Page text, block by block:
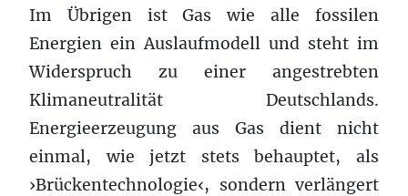
Im Übrigen ist Gas wie alle fossilen
Energien ein Auslaufmodell und steht im
Widerspruch zu einer angestrebten
Klimaneutralität Deutschlands.
Energieerzeugung aus Gas dient nicht
einmal, wie jetzt stets behauptet, als
›Brückentechnologie‹, sondern verlängert